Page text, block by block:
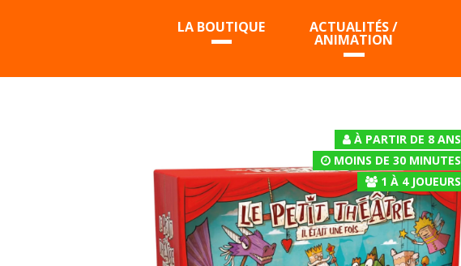
LA BOUTIQUE ACTUALITÉS /
ANIMATION
À PARTIR DE 8 ANS
MOINS DE 30 MINUTES
1 À 4JOUEURS